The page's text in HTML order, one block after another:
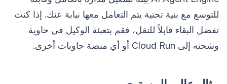
للتوسع مع بنية تحتية يتم التعامل معها نيابة عنك. إذا كنت
تفضل البقاء قابلاً للنقل، فقم بتعبئة الوكيل في حاوية
وشحنه إلى Cloud Run أو أي منصة حاويات أخرى.